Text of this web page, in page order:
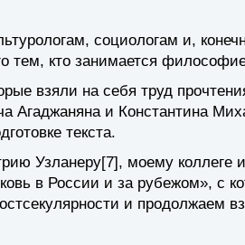
социологам и,
тем, кто занимается
взяли на себя труд
Агаджаняна и Константина
текста.
Узланеру[7], моему коллеге
в России и за рубежом», с
и продолжаем